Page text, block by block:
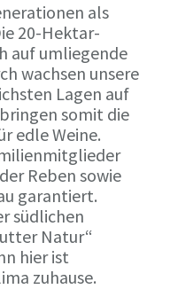
als
20-Hektar-
auf umliegende
wachsen unsere
Lagen auf
somit die
edle Weine.
Reben sowie
garantiert.
südlichen
Natur“
hier ist
zuhause.